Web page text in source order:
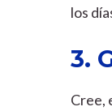
los
3.
Cree,